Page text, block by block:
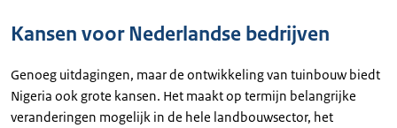
Kansen voor Nederlandse bedrijven
Genoeg uitdagingen, maar de ontwikkeling van tuinbouw biedt
Nigeria ook grote kansen. Het maakt op termijn belangrijke
veranderingen mogelijk in de hele landbouwsector, het